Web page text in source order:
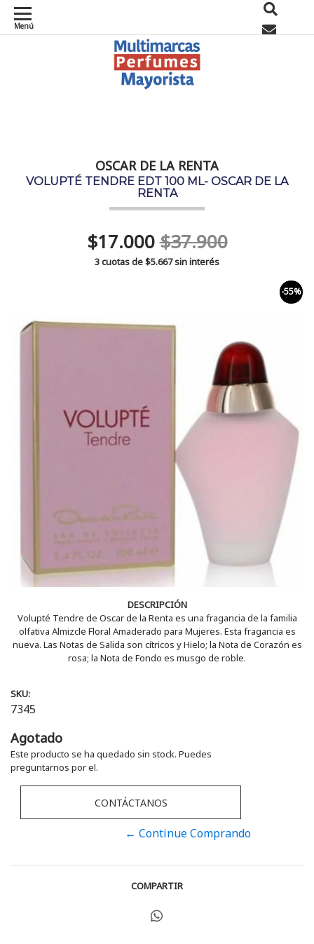
Menú
OSCAR DE LA RENTA
VOLUPTÉ TENDRE EDT 100 ML- OSCAR DE LA
RENTA
$17.000$37.900
3 cuotas de$5.667sin interés
-55%
DESCRIPCIÓN
Volupté Tendre de Oscar de la Renta es una fragancia de la familia
olfativa Almizcle Floral Amaderado para Mujeres. Esta fragancia es
nueva. Las Notas de Salida son cítricos y Hielo; la Nota de Corazón es
rosa; la Nota de Fondo es musgo de roble.
SKU:
7345
Agotado
Este producto se ha quedado sin stock. Puedes
preguntarnos por el.
CONTÁCTANOS
← Continue Comprando
COMPARTIR